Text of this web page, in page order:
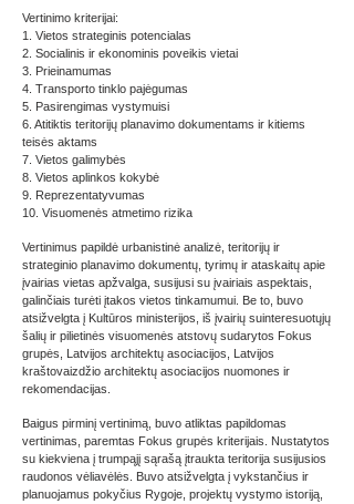
Vertinimo kriterijai:
1. Vietos strateginis potencialas
2. Socialinis ir ekonominis poveikis vietai
3. Prieinamumas
4. Transporto tinklo pajėgumas
5. Pasirengimas vystymuisi
6. Atitiktis teritorijų planavimo dokumentams ir kitiems
teisės aktams
7. Vietos galimybės
8. Vietos aplinkos kokybė
9. Reprezentatyvumas
10. Visuomenės atmetimo rizika
Vertinimus papildė urbanistinė analizė, teritorijų ir
strateginio planavimo dokumentų, tyrimų ir ataskaitų apie
įvairias vietas apžvalga, susijusi su įvairiais aspektais,
galinčiais turėti įtakos vietos tinkamumui. Be to, buvo
atsižvelgta į Kultūros ministerijos, iš įvairių suinteresuotųjų
šalių ir pilietinės visuomenės atstovų sudarytos Fokus
grupės, Latvijos architektų asociacijos, Latvijos
kraštovaizdžio architektų asociacijos nuomones ir
rekomendacijas.
Baigus pirminį vertinimą, buvo atliktas papildomas
vertinimas, paremtas Fokus grupės kriterijais. Nustatytos
su kiekviena į trumpąjį sąrašą įtraukta teritorija susijusios
raudonos vėliavėlės. Buvo atsižvelgta į vykstančius ir
planuojamus pokyčius Rygoje, projektų vystymo istoriją,